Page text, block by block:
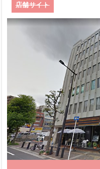
店舗サイト